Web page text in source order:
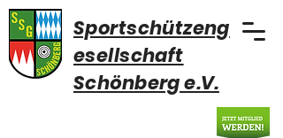
Sportschützeng
esellschaft
Schönberg e.V.